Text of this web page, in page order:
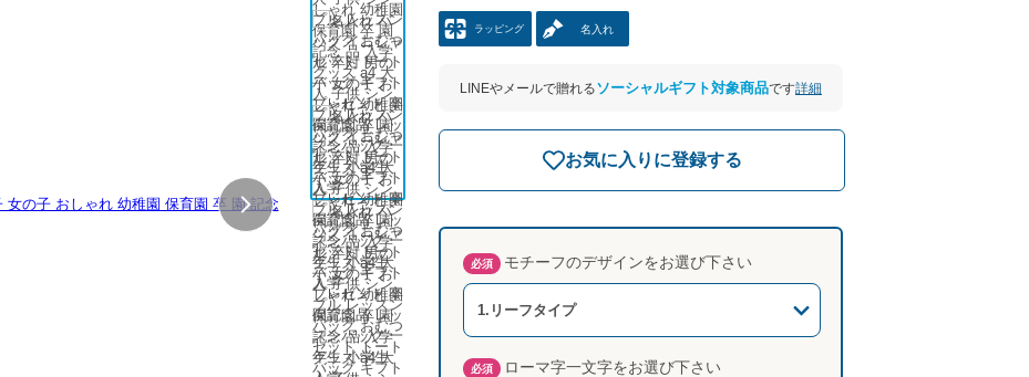
ラッピング 名入れ
LINEやメールで贈れるソーシャルギフト対象商品です詳細
お気に入りに登録する
必須 モチーフのデザインをお選び下さい
1.リーフタイプ
必須 ローマ字一文字をお選び下さい